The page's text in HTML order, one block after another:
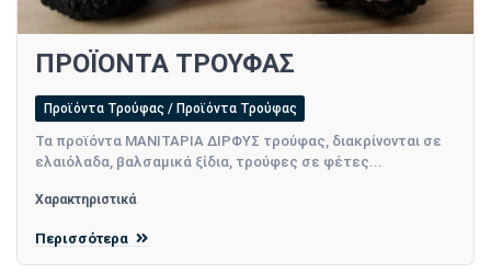
ΠΡΟΪΟΝΤΑ ΤΡΟΥΦΑΣ
Προϊόντα Τρούφας / Προϊόντα Τρούφας
Τα προϊόντα ΜΑΝΙΤΑΡΙΑ ΔΙΡΦΥΣ τρούφας, διακρίνονται σε
ελαιόλαδα, βαλσαμικά ξίδια, τρούφες σε φέτες...
Χαρακτηριστικά
Περισσότερα